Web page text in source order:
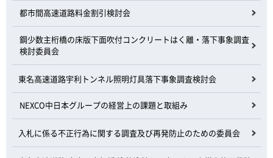
都市間高速道路料金割引検討会
鋼少数主桁橋の床版下面吹付コンクリートはく離・落下事象調査
検討委員会
東名高速道路宇利トンネル照明灯具落下事象調査検討会
NEXCO中日本グループの経営上の課題と取組み
入札に係る不正行為に関する調査及び再発防止のための委員会